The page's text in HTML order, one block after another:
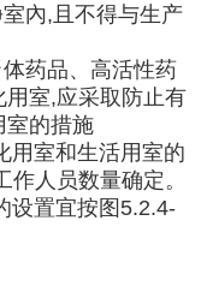
內,且不得与生产
药品、高活性药
室,应采取防止有
室的措施
用室和生活用室的
人员数量确定。
设置宜按图5.2.4-